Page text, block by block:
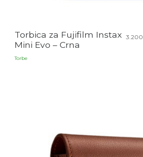
Torbica za Fujifilm Instax
Mini Evo – Crna
Torbe
3.200